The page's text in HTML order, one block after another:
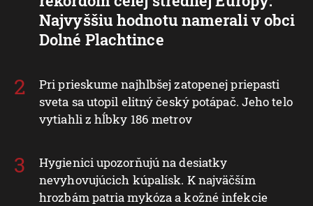
Najvyššiu hodnotu namerali v obci
Dolné Plachtince
Pri prieskume najhlbšej zatopenej priepasti
sveta sa utopil elitný český potápač. Jeho telo
vytiahli z hĺbky 186 metrov
Hygienici upozorňujú na desiatky
nevyhovujúcich kúpalísk. K najväčším
hrozbám patria mykóza a kožné infekcie